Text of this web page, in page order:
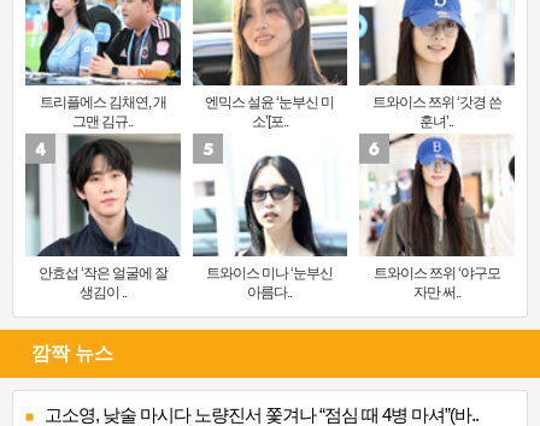
트리플에스 김채연, 개
그맨 김규..
엔믹스 설윤 ‘눈부신 미
소’[포..
트와이스 쯔위 ‘갓경 쓴
훈녀’..
안효섭 ‘작은 얼굴에 잘
생김이 ..
트와이스 미나 ‘눈부신
아름다..
트와이스 쯔위 ‘야구모
자만 써..
깜짝 뉴스
고소영, 낮술 마시다 노량진서 쫓겨나 “점심 때 4병 마셔”(바..